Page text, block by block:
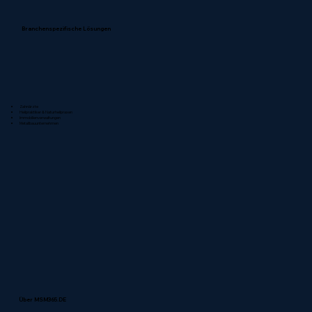
Branchenspezifische Lösungen
Über MSM365.DE
Zahnärzte
Heilpraktiker & Naturheilpraxen
Immobilienverwaltungen
Metallbauunternehmen